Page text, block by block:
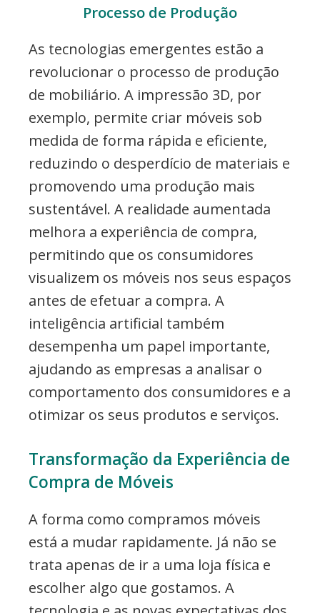
Processo de Produção
As tecnologias emergentes estão a
revolucionar o processo de produção
de mobiliário. A impressão 3D, por
exemplo, permite criar móveis sob
medida de forma rápida e eficiente,
reduzindo o desperdício de materiais e
promovendo uma produção mais
sustentável. A realidade aumentada
melhora a experiência de compra,
permitindo que os consumidores
visualizem os móveis nos seus espaços
antes de efetuar a compra. A
inteligência artificial também
desempenha um papel importante,
ajudando as empresas a analisar o
comportamento dos consumidores e a
otimizar os seus produtos e serviços.
Transformação da Experiência de
Compra de Móveis
A forma como compramos móveis
está a mudar rapidamente. Já não se
trata apenas de ir a uma loja física e
escolher algo que gostamos. A